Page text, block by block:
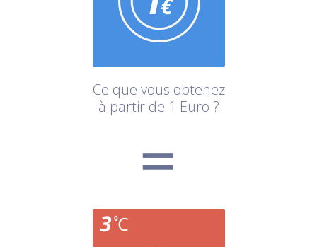
Ce que vous obtenez
à partir de 1 Euro ?